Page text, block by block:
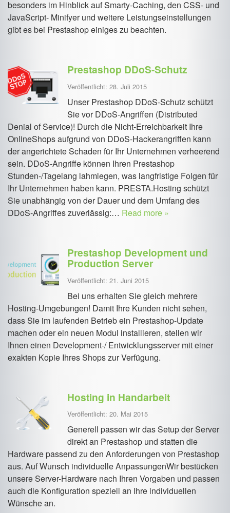
besonders im Hinblick auf Smarty-Caching, den CSS- und
JavaScript- Minifyer und weitere Leistungseinstellungen
gibt es bei Prestashop einiges zu beachten.
Prestashop DDoS-Schutz
Veröffentlicht: 28. Juli 2015
Unser Prestashop DDoS-Schutz schützt
Sie vor DDoS-Angriffen (Distributed
Denial of Service)! Durch die Nicht-Erreichbarkeit Ihre
OnlineShops aufgrund von DDoS-Hackerangriffen kann
der angerichtete Schaden für Ihr Unternehmen verheerend
sein. DDoS-Angriffe können Ihren Prestashop
Stunden-/Tagelang lahmlegen, was langfristige Folgen für
Ihr Unternehmen haben kann. PRESTA.Hosting schützt
Sie unabhängig von der Dauer und dem Umfang des
DDoS-Angriffes zuverlässig:… Read more »
Prestashop Development und
Production Server
Veröffentlicht: 21. Juni 2015
Bei uns erhalten Sie gleich mehrere
Hosting-Umgebungen! Damit Ihre Kunden nicht sehen,
dass Sie im laufenden Betrieb ein Prestashop-Update
machen oder ein neuen Modul installieren, stellen wir
Ihnen einen Development-/ Entwicklungsserver mit einer
exakten Kopie Ihres Shops zur Verfügung.
Hosting in Handarbeit
Veröffentlicht: 20. Mai 2015
Generell passen wir das Setup der Server
direkt an Prestashop und statten die
Hardware passend zu den Anforderungen von Prestashop
aus. Auf Wunsch individuelle AnpassungenWir bestücken
unsere Server-Hardware nach Ihren Vorgaben und passen
auch die Konfiguration speziell an Ihre individuellen
Wünsche an.